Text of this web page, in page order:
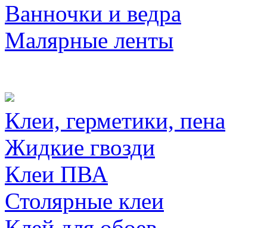
Ванночки и ведра
Малярные ленты
Клеи, герметики, пена
Жидкие гвозди
Клеи ПВА
Столярные клеи